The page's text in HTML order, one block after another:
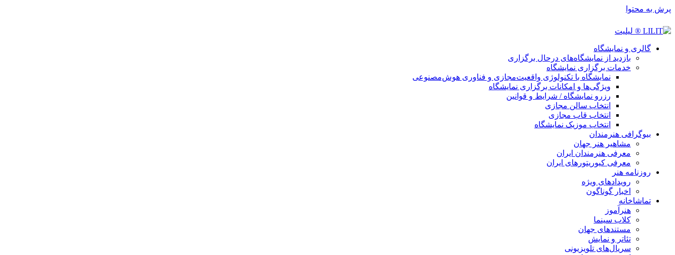
پرش به محتوا
گالری و نمایشگاه
بازدید از نمایشگاه‌های درحال برگزاری
خدمات برگزاری نمایشگاه
نمایشگاه با تکنولوژی واقعیت‌مجازی و فناوری هوش‌مصنوعی
ویژگی‌ها و امکانات برگزاری نمایشگاه
رزرو نمایشگاه / شرایط و قوانین
انتخاب سالن مجازی
انتخاب قاب مجازی
انتخاب موزیک نمایشگاه
بیوگرافی هنرمندان
مشاهیر هنر جهان
معرفی هنرمندان ایران
معرفی کیوریتورهای ایران
روزنامه هنر
رویدادهای ویژه
اخبار گوناگون
تماشاخانه
هنرآموز
کلاب سینما
مستندهای جهان
تئاتر و نمایش
سریال‌های تلویزیونی